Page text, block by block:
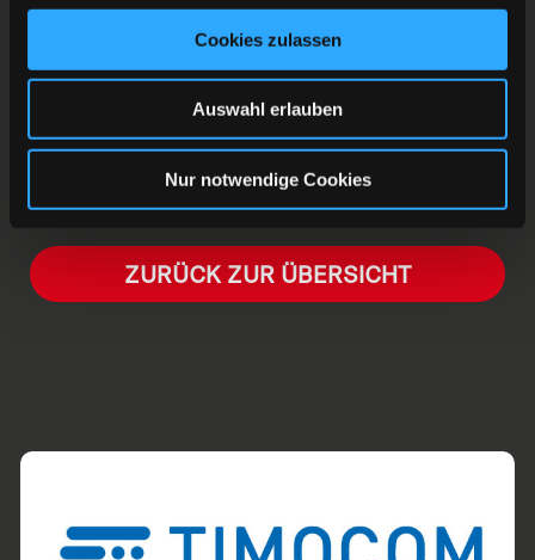
Cookies zulassen
Auswahl erlauben
Nur notwendige Cookies
Woche spielt die DEG freitags (19:30 Uhr) gegen
unseren Kooperationspartner die Füchse Duisburg.
Am Sonntag fahren wir mit der Straßenbahn über den
Rhein nach Krefeld (15:00 Uhr). Beide Spiele werden
bei Sporteurope.tv übertragen.
ZURÜCK ZUR ÜBERSICHT